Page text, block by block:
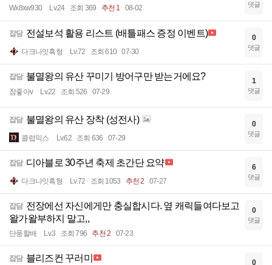
Wx8xw930 Lv.24 조회 369 추천 1 08-02 댓글
잡담 전설보석 활용 리스트 (배틀패스 증정 이벤트)
다크나잇흑형 Lv.72 조회 610 07-30
0
댓글
잡담 불멸왕의 유산 꾸미기 방어구만 받는거에요?
참좋아v Lv.22 조회 526 07-29
1
댓글
잡담 불멸왕의 유산 장착 (성전사)
클럽믹스 Lv.62 조회 636 07-29
0
댓글
잡담 디아블로 30주년 축제 초간단 요약
다크나잇흑형 Lv.72 조회 1053 추천 2 07-27
6
댓글
잡담 전장에선 자신에게만 충실합시다. 옆 캐릭들여다보고
왈가왈부하지 말고,,
단풍할배 Lv.3 조회 796 추천 2 07-23
0
댓글
잡담 블리즈컨 꾸러미 0